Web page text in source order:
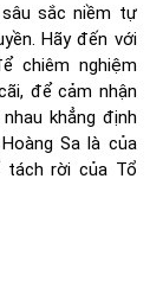
sắc niềm tự
Hãy đến với
chiêm nghiệm
để cảm nhận
khẳng định
Sa là của
tách rời của Tổ